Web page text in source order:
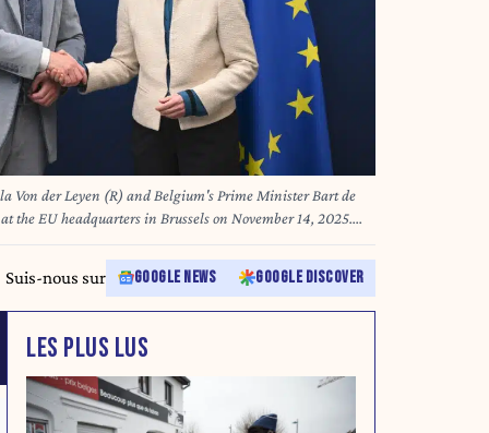
Von der Leyen (R) and Belgium's Prime Minister Bart de
the EU headquarters in Brussels on November 14, 2025.
Suis-nous sur GOOGLE NEWS GOOGLE DISCOVER
LES PLUS LUS